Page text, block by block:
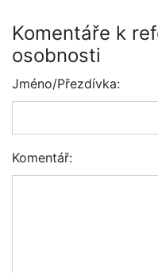
Komentáře k
osobnosti
Jméno/Přezdívka:
Komentář: